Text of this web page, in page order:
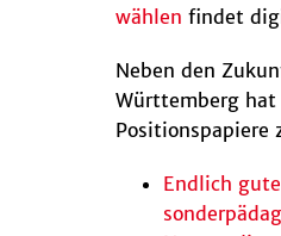
wählen findet
Neben den
Württemberg hat
Positionspapiere
Endlich